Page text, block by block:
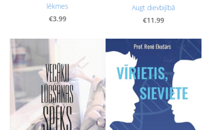
lēkmes
€3.99
Augt dievbijībā
€11.99